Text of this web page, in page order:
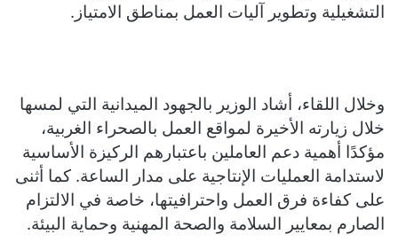
التشغيلية وتطوير آليات العمل بمناطق الامتياز.
وخلال اللقاء، أشاد الوزير بالجهود الميدانية التي لمسها
خلال زيارته الأخيرة لمواقع العمل بالصحراء الغربية،
مؤكدًا أهمية دعم العاملين باعتبارهم الركيزة الأساسية
لاستدامة العمليات الإنتاجية على مدار الساعة. كما أثنى
على كفاءة فرق العمل واحترافيتها، خاصة في الالتزام
الصارم بمعايير السلامة والصحة المهنية وحماية البيئة.